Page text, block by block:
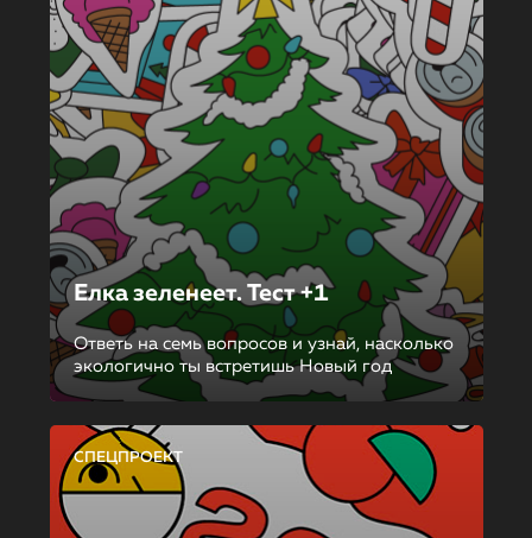
Елка зеленеет. Тест +1
Ответь на семь вопросов и узнай, насколько
экологично ты встретишь Новый год
СПЕЦПРОЕКТ